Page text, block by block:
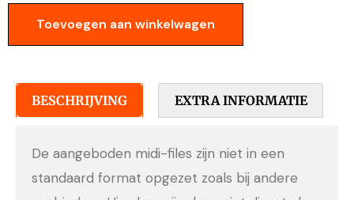
Toevoegen aan winkelwagen
BESCHRIJVING EXTRA INFORMATIE
De aangeboden midi-files zijn niet in een
standaard format opgezet zoals bij andere